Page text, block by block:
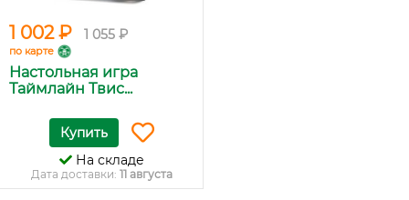
1 002 ₽ 1 055 ₽
по карте
Настольная игра
Таймлайн Твис...
Купить
На складе
Дата доставки: 11 августа